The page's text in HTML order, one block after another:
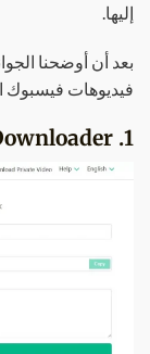
إليها.
بعد أن أوضحنا
فيديوهات فيسبوك
1. FDownloader: الخيار الأكثر سهولة في الاستخدام